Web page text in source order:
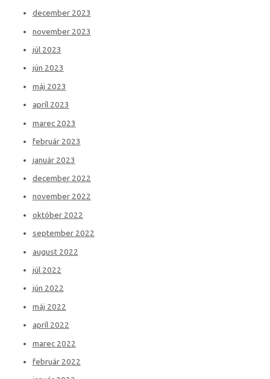
december 2023
november 2023
júl 2023
jún 2023
máj 2023
apríl 2023
marec 2023
február 2023
január 2023
december 2022
november 2022
október 2022
september 2022
august 2022
júl 2022
jún 2022
máj 2022
apríl 2022
marec 2022
február 2022